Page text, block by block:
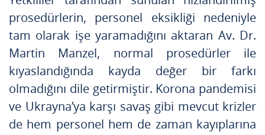
prosedürlerin, personel eksikliği nedeniyle
tam olarak işe yaramadığını aktaran Av. Dr.
Martin Manzel, normal prosedürler ile
kıyaslandığında kayda değer bir farkı
olmadığını dile getirmiştir. Korona pandemisi
ve Ukrayna’ya karşı savaş gibi mevcut krizler
de hem personel hem de zaman kayıplarına